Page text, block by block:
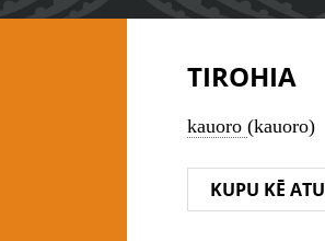
TIROHIA
kauoro (kauoro)
KUPU KĒ ATU